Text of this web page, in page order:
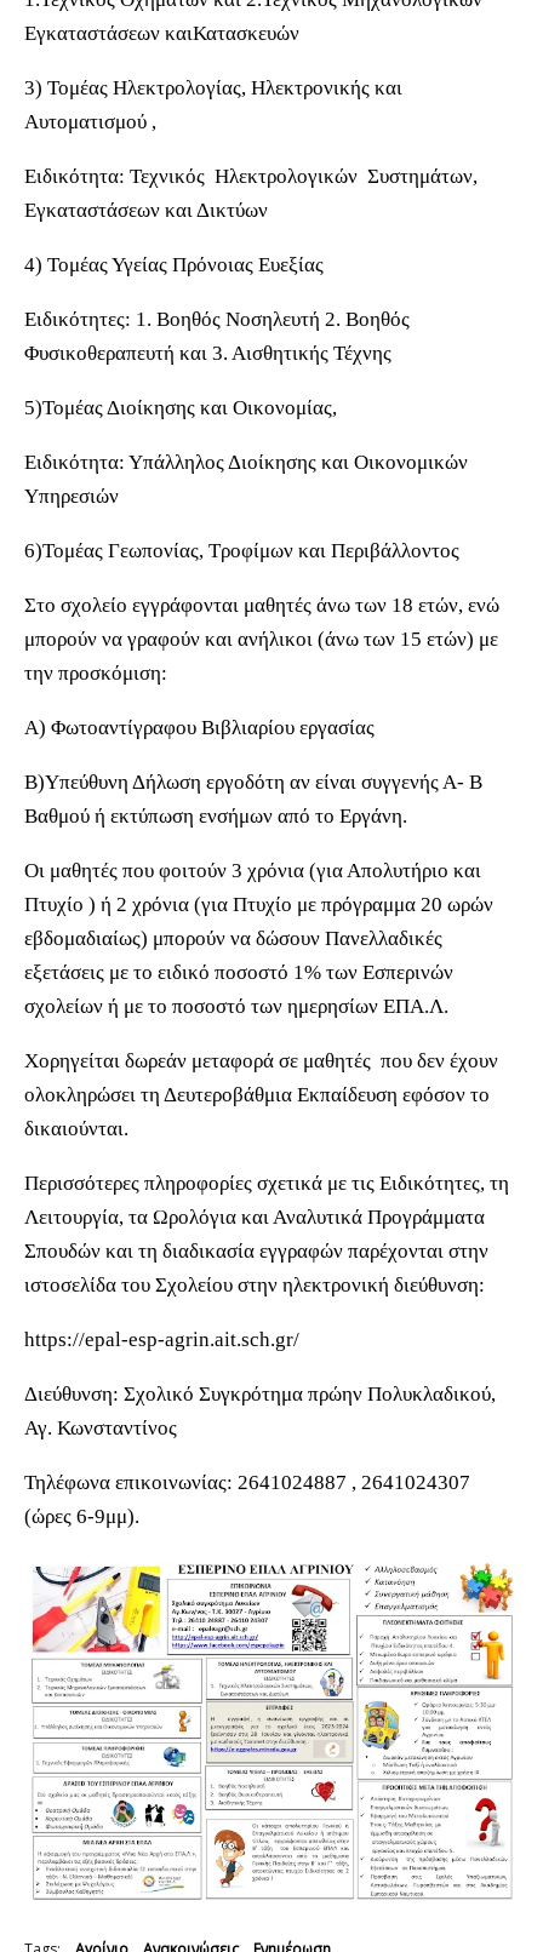
Εγκαταστάσεων καιΚατασκευών
3) Τομέας Ηλεκτρολογίας, Ηλεκτρονικής και
Αυτοματισμού ,
Ειδικότητα: Τεχνικός Ηλεκτρολογικών Συστημάτων,
Εγκαταστάσεων και Δικτύων
4) Τομέας Υγείας Πρόνοιας Ευεξίας
Ειδικότητες: 1. Βοηθός Νοσηλευτή 2. Βοηθός
Φυσικοθεραπευτή και 3. Αισθητικής Τέχνης
5)Τομέας Διοίκησης και Οικονομίας,
Ειδικότητα: Υπάλληλος Διοίκησης και Οικονομικών
Υπηρεσιών
6)Τομέας Γεωπονίας, Τροφίμων και Περιβάλλοντος
Στο σχολείο εγγράφονται μαθητές άνω των 18 ετών, ενώ
μπορούν να γραφούν και ανήλικοι (άνω των 15 ετών) με
την προσκόμιση:
Α) Φωτοαντίγραφου Βιβλιαρίου εργασίας
Β)Υπεύθυνη Δήλωση εργοδότη αν είναι συγγενής Α- Β
Βαθμού ή εκτύπωση ενσήμων από το Εργάνη.
Οι μαθητές που φοιτούν 3 χρόνια (για Απολυτήριο και
Πτυχίο ) ή 2 χρόνια (για Πτυχίο με πρόγραμμα 20 ωρών
εβδομαδιαίως) μπορούν να δώσουν Πανελλαδικές
εξετάσεις με το ειδικό ποσοστό 1% των Εσπερινών
σχολείων ή με το ποσοστό των ημερησίων ΕΠΑ.Λ.
Χορηγείται δωρεάν μεταφορά σε μαθητές που δεν έχουν
ολοκληρώσει τη Δευτεροβάθμια Εκπαίδευση εφόσον το
δικαιούνται.
Περισσότερες πληροφορίες σχετικά με τις Ειδικότητες, τη
Λειτουργία, τα Ωρολόγια και Αναλυτικά Προγράμματα
Σπουδών και τη διαδικασία εγγραφών παρέχονται στην
ιστοσελίδα του Σχολείου στην ηλεκτρονική διεύθυνση:
https://epal-esp-agrin.ait.sch.gr/
Διεύθυνση: Σχολικό Συγκρότημα πρώην Πολυκλαδικού,
Αγ. Κωνσταντίνος
Τηλέφωνα επικοινωνίας: 2641024887 , 2641024307
(ώρες 6-9μμ).